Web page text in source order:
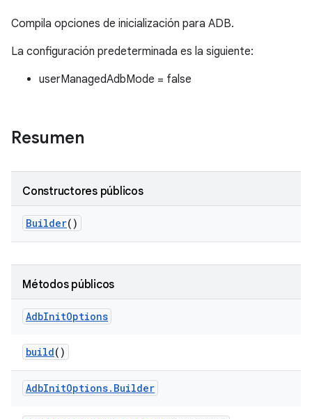
Compila opciones de inicialización para ADB.
La configuración predeterminada es la siguiente:
userManagedAdbMode = false
Resumen
Constructores públicos
Builder()
Métodos públicos
AdbInitOptions
build()
AdbInitOptions. Builder